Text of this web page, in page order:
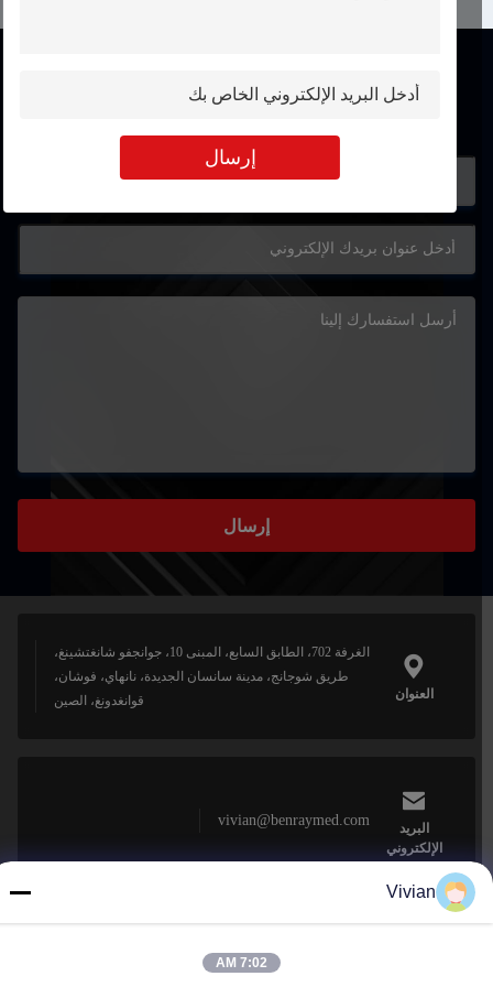
إرسال
اتصال
إرسال
العنوان
الغرفة 702، الطابق السابع، المبنى 10، جوانجفو شانغتشينغ،
طريق شوجانج، مدينة سانسان الجديدة، نانهاي، فوشان،
قوانغدونغ، الصين
البريد
الإلكتروني
vivian@benraymed.com
0086-158-1879-0524
Vivian
7:02 AM